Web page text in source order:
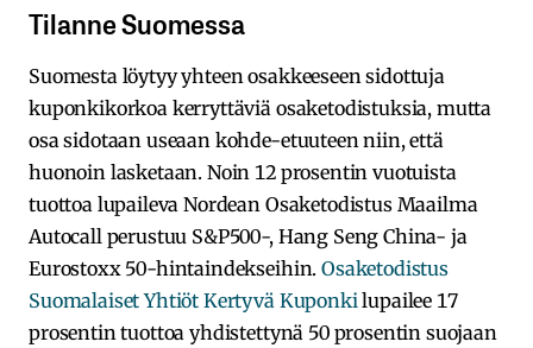
Tilanne Suomessa
Suomesta löytyy yhteen osakkeeseen sidottuja
kuponkikorkoa kerryttäviä osaketodistuksia, mutta
osa sidotaan useaan kohde-etuuteen niin, että
huonoin lasketaan. Noin 12 prosentin vuotuista
tuottoa lupaileva Nordean Osaketodistus Maailma
Autocall perustuu S&P500-, Hang Seng China- ja
Eurostoxx 50-hintaindekseihin.Osaketodistus
Suomalaiset Yhtiöt Kertyvä Kuponkilupailee 17
prosentin tuottoa yhdistettynä 50 prosentin suojaan